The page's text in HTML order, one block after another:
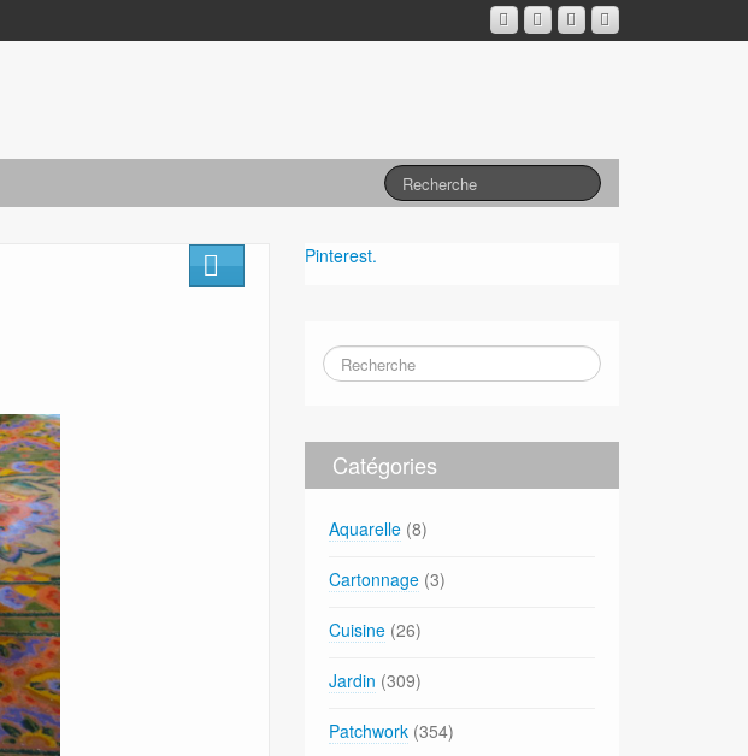
Pinterest.
Catégories
Aquarelle (8)
Cartonnage (3)
Cuisine (26)
Jardin (309)
Patchwork (354)